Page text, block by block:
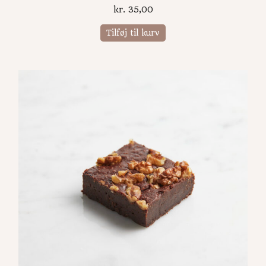
kr. 35,00
Tilføj til kurv